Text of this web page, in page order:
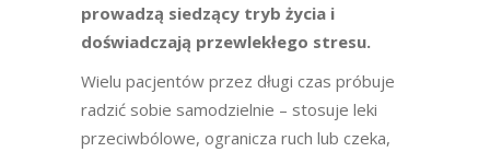
prowadzą siedzący tryb życia i
doświadczają przewlekłego stresu.
Wielu pacjentów przez długi czas próbuje
radzić sobie samodzielnie – stosuje leki
przeciwbólowe, ogranicza ruch lub czeka,